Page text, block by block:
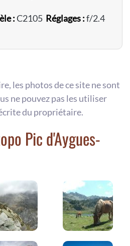
:C2105 Réglages :f/2.4
les photos de ce site ne sont
ne pouvez pas les utiliser
du propriétaire.
Pic d'Aygues-